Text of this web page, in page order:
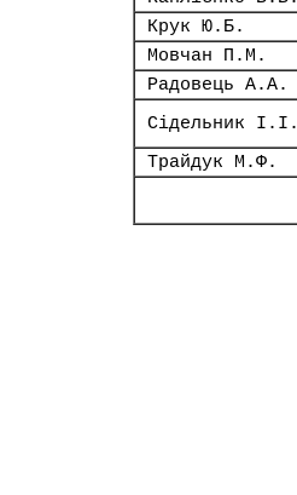
Крук Ю.Б.
Мовчан П.М.
Радовець А.А.
Сідельник І.І.
Трайдук М.Ф.